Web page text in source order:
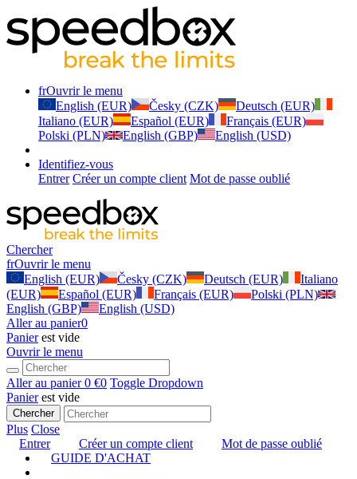
frOuvrir le menu
English (EUR)
Česky (CZK)
Deutsch (EUR)
Italiano (EUR)
Español (EUR)
Français (EUR)
Polski (PLN)
English (GBP) English (USD)
Identifiez-vous
Entrer Créer un compte client Mot de passe oublié
Chercher
frOuvrir le menu
English (EUR)
Česky (CZK) Deutsch (EUR)
Italiano
(EUR)
Español (EUR) Français (EUR)
Polski (PLN)
English (GBP)
English (USD)
Aller au panier0
Panierest vide
Ouvrir le menu
Aller au panier0 €0 Toggle Dropdown
Panierest vide
Chercher
Plus Close
Entrer
Créer un compte client
Mot de passe oublié
GUIDE D'ACHAT